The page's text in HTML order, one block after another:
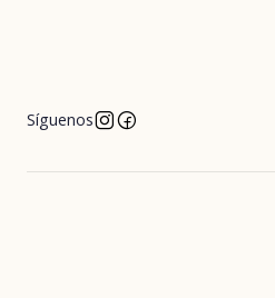
Síguenos